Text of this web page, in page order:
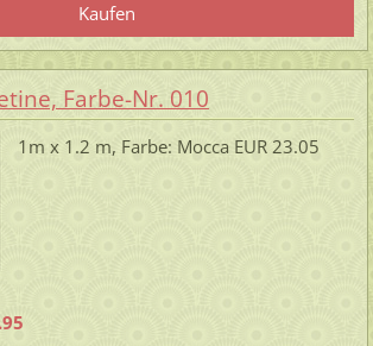
Farbe-Nr. 010
1m x 1.2 m, Farbe: Mocca EUR 23.05